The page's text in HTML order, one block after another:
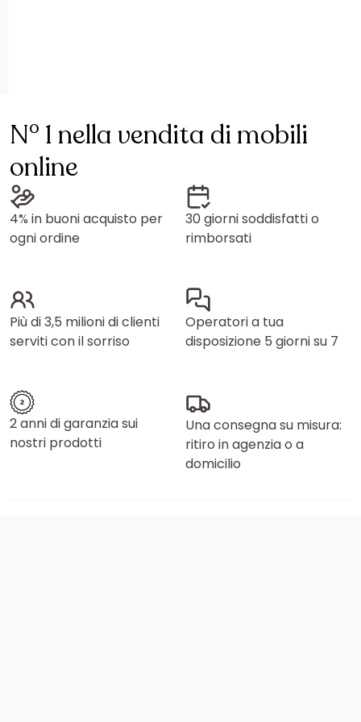
N° 1 nella vendita di mobili
online
4% in buoni acquisto per
ogni ordine
30 giorni soddisfatti o
rimborsati
Più di 3,5 milioni di clienti
serviti con il sorriso
Operatori a tua
disposizione 5 giorni su 7
2 anni di garanzia sui
nostri prodotti
Una consegna su misura:
ritiro in agenzia o a
domicilio